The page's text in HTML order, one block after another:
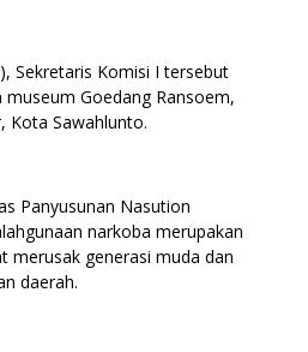
Sekretaris Komisi I tersebut
Goedang Ransoem,
Kota Sawahlunto.
Panyusunan Nasution
narkoba merupakan
merusak generasi muda dan
daerah.